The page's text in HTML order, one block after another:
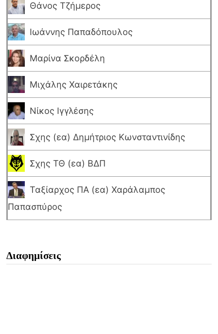
Θάνος Τζήμερος
Ιωάννης Παπαδόπουλος
Μαρίνα Σκορδέλη
Μιχάλης Χαιρετάκης
Νίκος Ιγγλέσης
Σχης (εα) Δημήτριος Κωνσταντινίδης
Σχης ΤΘ (εα) ΒΔΠ
Ταξίαρχος ΠΑ (εα) Χαράλαμπος
Παπασπύρος
Διαφημίσεις